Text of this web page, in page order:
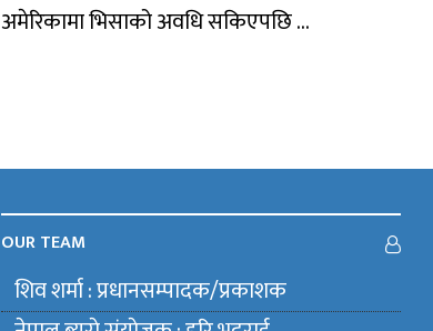
अमेरिकामा भिसाको अवधि सकिएपछि ...
OUR TEAM
शिव शर्मा : प्रधानसम्पादक/प्रकाशक